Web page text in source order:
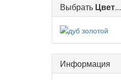
Выбрать Цвет...
Информация